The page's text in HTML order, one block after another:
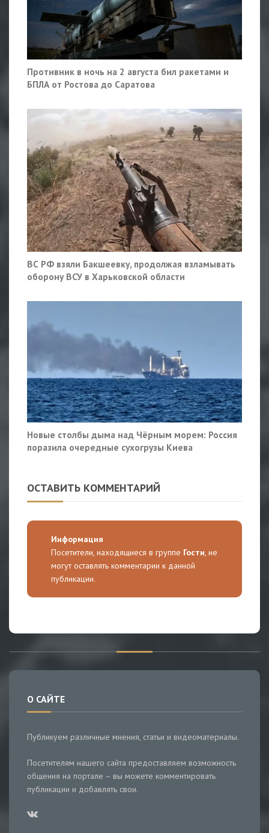
Противник в ночь на 2 августа бил ракетами и
БПЛА от Ростова до Саратова
ВС РФ взяли Бакшеевку, продолжая взламывать
оборону ВСУ в Харьковской области
Новые столбы дыма над Чёрным морем: Россия
поразила очередные сухогрузы Киева
ОСТАВИТЬ КОММЕНТАРИЙ
Информация
Посетители, находящиеся в группе Гости, не
могут оставлять комментарии к данной
публикации.
О САЙТЕ
Публикуем различные мнения, статьи и видеоматериалы.
Посетителям нашего сайта предоставляем возможность
общения на портале – вы можете комментировать
публикации и добавлять свои.